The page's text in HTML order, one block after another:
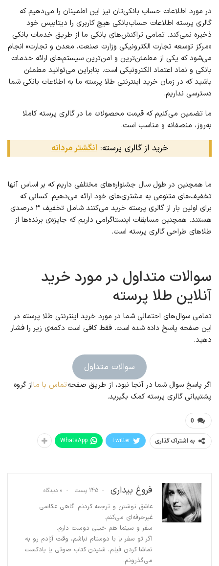
در مورد اطلاعات حساب بانکی‌تان نیز این اطمینان را می‌دهیم که
گالری پرسته اطلاعات حساب‌بانکی هیچ کاربری را دیتابیس خود
ذخیره نمی‌کند. تمامی تراکنش‌های بانکی ما از طریق خدمات بانکی
«مرکز توسعه تجارت الکترونیکی وزارت صنعت، معدن و تجارت» انجام
می‌شود که یکی از مطمئن‌ترین و امن‌ترین سیستم‌های ارائه خدمات
بانکی و نماد اعتماد الکترونیکی است. بنابراین می‌توانید مطمئن
باشید که در زمان خرید اینترنتی طلا پرسته ما به اطلاعات بانکی شما
دسترسی نداریم.
ما تضمین می‌کنیم که قیمت محصولات ما در گالری پرسته کاملا
به‌روز، منصفانه و مناسب است.
خرید از گالری پرسته:انگشتر مردانه
ما همچنین در طول سال جشنواره‌های مختلفی داریم که بر اساس آنها
تخفیف‌های متنوعی به مشتری‌های خود ارائه می‌دهیم. کسانی که
برای اولین بار از گالری پرسته خرید می‌کنند شامل تخفیف ۳ درصدی
هستند. همچنین مسابقات اینستاگرامی داریم که جایزه‌ی برنده‌ها از
طلاهای طراحی گالری پرسته است.
سوالات متداول در مورد خرید
آنلاین طلا پرسته
تمامی سوال‌های احتمالی شما در مورد خرید اینترنتی طلا پرسته در
این صفحه پاسخ داده شده است. فقط کافی است دکمه‌ی زیر را فشار
دهید.
سوالات متداول
اگر پاسخ سوال شما در آنجا نبود، از طریق صفحهتماس با مااز گروه
پشتیبانی گالری پرسته کمک بگیرید.
0
به اشتراک گذاری Twitter
WhatsApp
فروغ بیداری 145 پست 0 دیدگاه
عاشق نوشتن و ترجمه کردنم. گاهی عکاسی
غیرحرفه‌ای می‌کنم.
سفر و سینما هم خیلی دوست دارم.
اگر تو سفر یا با دوستام نباشم، وقت آزادم رو به
تماشا کردن فیلم، شنیدن کتاب صوتی یا پادکست
می‌گذرونم.